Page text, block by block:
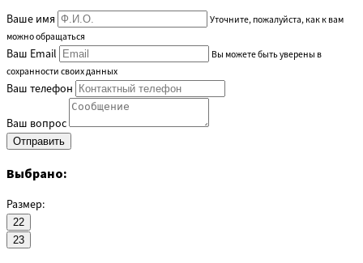
Ваше имя
Уточните, пожалуйста, как к вам
можно обращаться
Ваш Email
Вы можете быть уверены в
сохранности своих данных
Ваш телефон
Ваш вопрос
Выбрано:
Размер:
22
23